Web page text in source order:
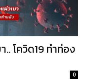
.. โควิด19 ทำท่อง
0